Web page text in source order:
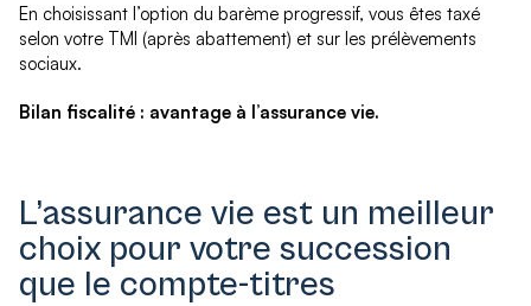
En choisissant l’option du barème progressif, vous êtes taxé
selon votre TMI (après abattement) et sur les prélèvements
sociaux.
Bilan fiscalité : avantage à l’assurance vie.
L’assurance vie est un meilleur
choix pour votre succession
que le compte-titres